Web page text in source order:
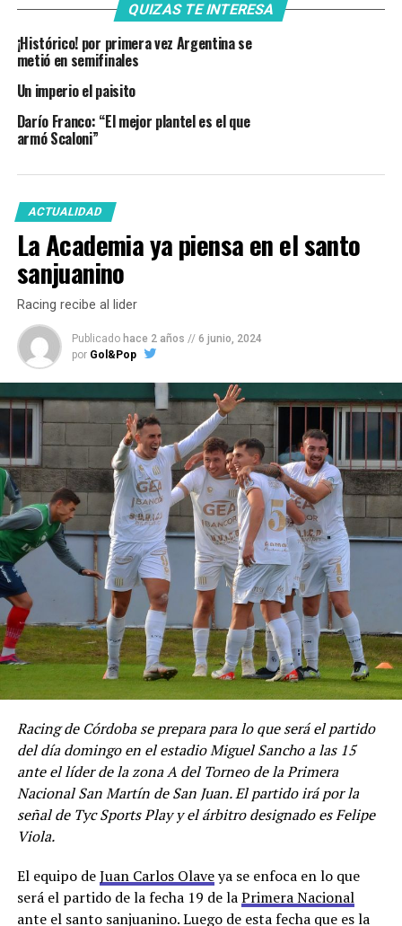
QUIZAS TE INTERESA
¡Histórico! por primera vez Argentina se
metió en semifinales
Un imperio el paisito
Darío Franco: “El mejor plantel es el que
armó Scaloni”
ACTUALIDAD
La Academia ya piensa en el santo
sanjuanino
Racing recibe al lider
Publicado hace 2 años // 6 junio, 2024
por Gol&Pop
Racing de Córdoba se prepara para lo que será el partido
del día domingo en el estadio Miguel Sancho a las 15
ante el líder de la zona A del Torneo de la Primera
Nacional San Martín de San Juan. El partido irá por la
señal de Tyc Sports Play y el árbitro designado es Felipe
Viola.
El equipo deJuan Carlos Olaveya se enfoca en lo que
será el partido de la fecha 19 de laPrimera Nacional
ante el santo sanjuanino. Luego de esta fecha que es la